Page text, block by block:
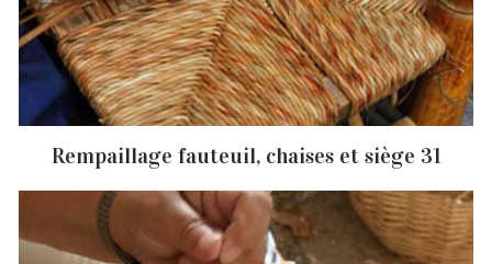
Rempaillage fauteuil, chaises et siège 31